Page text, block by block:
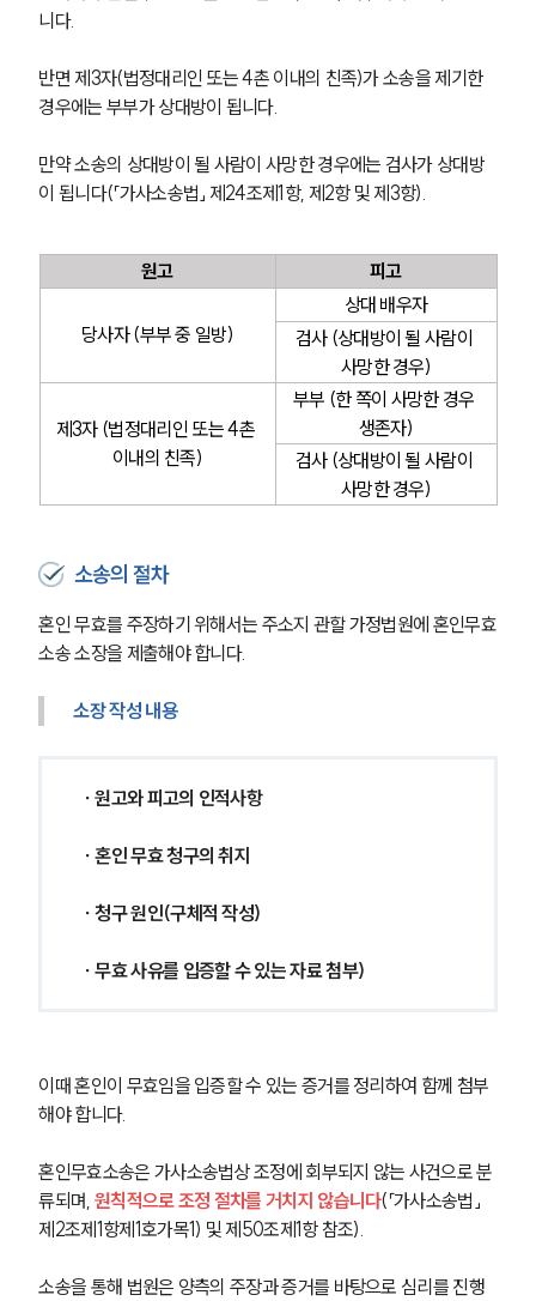
니다.
반면 제3자(법정대리인 또는 4촌 이내의 친족)가 소송을 제기한
경우에는 부부가 상대방이 됩니다.
만약 소송의 상대방이 될 사람이 사망한 경우에는 검사가 상대방
이 됩니다(「가사소송법」 제24조제1항, 제2항 및 제3항).
원고 피고
당사자 (부부 중 일방)
상대 배우자
검사 (상대방이 될 사람이
사망한 경우)
제3자 (법정대리인 또는 4촌
이내의 친족)
부부 (한 쪽이 사망한 경우
생존자)
검사 (상대방이 될 사람이
사망한 경우)
소송의 절차
혼인 무효를 주장하기 위해서는 주소지 관할 가정법원에 혼인무효
소송 소장을 제출해야 합니다.
소장 작성 내용
∙ 원고와 피고의 인적사항
∙ 혼인 무효 청구의 취지
∙ 청구 원인(구체적 작성)
∙ 무효 사유를 입증할 수 있는 자료 첨부)
이때 혼인이 무효임을 입증할 수 있는 증거를 정리하여 함께 첨부
해야 합니다.
혼인무효소송은 가사소송법상 조정에 회부되지 않는 사건으로 분
류되며, 원칙적으로 조정 절차를 거치지 않습니다(「가사소송법」
제2조제1항제1호가목1) 및 제50조제1항 참조).
소송을 통해 법원은 양측의 주장과 증거를 바탕으로 심리를 진행